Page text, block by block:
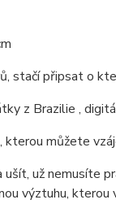
stačí připsat o
z Brazilie ,
můžete
už nemusíte
výztuhu, kterou